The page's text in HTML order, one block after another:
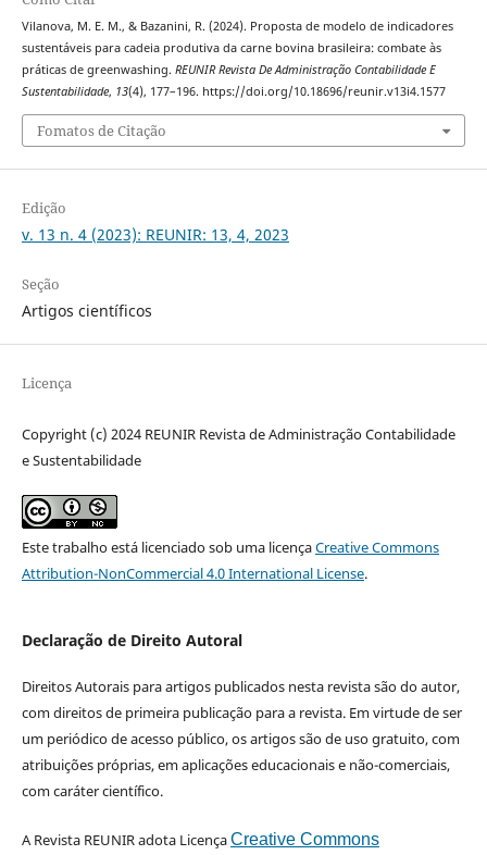
Vilanova, M. E. M., & Bazanini, R. (2024). Proposta de modelo de indicadores
sustentáveis para cadeia produtiva da carne bovina brasileira: combate às
práticas de greenwashing. REUNIR Revista De Administração Contabilidade E
Sustentabilidade, 13(4), 177–196. https://doi.org/10.18696/reunir.v13i4.1577
Fomatos de Citação
Edição
v. 13 n. 4 (2023): REUNIR: 13, 4, 2023
Seção
Artigos científicos
Licença
Copyright (c) 2024 REUNIR Revista de Administração Contabilidade
e Sustentabilidade
Este trabalho está licenciado sob uma licençaCreative Commons
Attribution-NonCommercial 4.0 International License.
Declaração de Direito Autoral
Direitos Autorais para artigos publicados nesta revista são do autor,
com direitos de primeira publicação para a revista. Em virtude de ser
um periódico de acesso público, os artigos são de uso gratuito, com
atribuições próprias, em aplicações educacionais e não-comerciais,
com caráter científico.
A Revista REUNIR adota LicençaCreative Commons